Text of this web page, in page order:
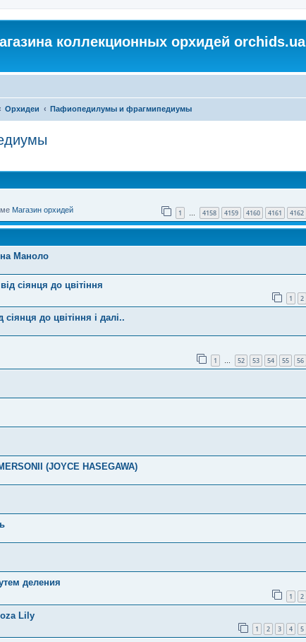
коллекционных орхидей orchids.ua
Орхидеи Пафиопедилумы и фрагмипедиумы
Магазин орхидей 1 … 4158 4159 4160 4161 4162
Маноло
сіянця до цвітіння
1 2
до цвітіння і далі..
1 … 52 53 54 55 56
(JOYCE HASEGAWA)
деления
1 2
Lily
1 2 3 4 5